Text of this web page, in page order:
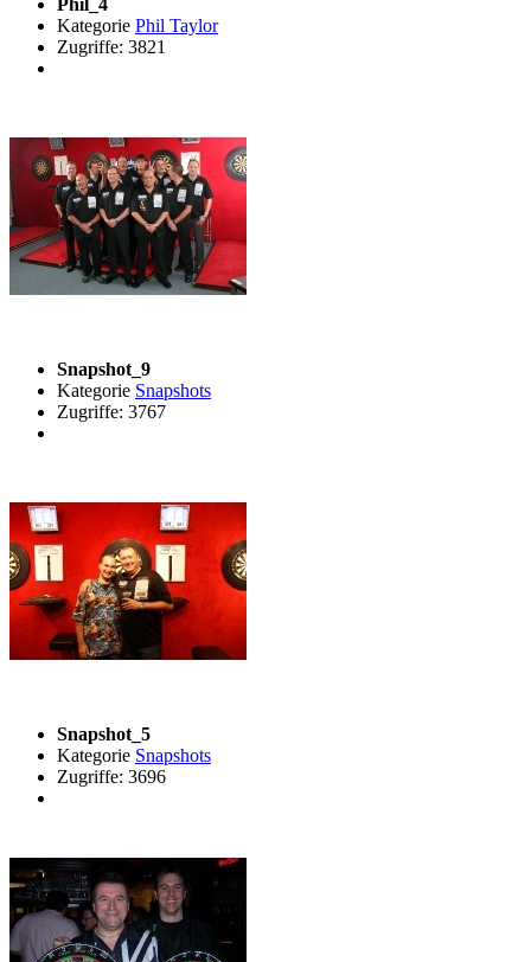
Phil_4
Kategorie Phil Taylor
Zugriffe: 3821
Snapshot_9
Kategorie Snapshots
Zugriffe: 3767
Snapshot_5
Kategorie Snapshots
Zugriffe: 3696